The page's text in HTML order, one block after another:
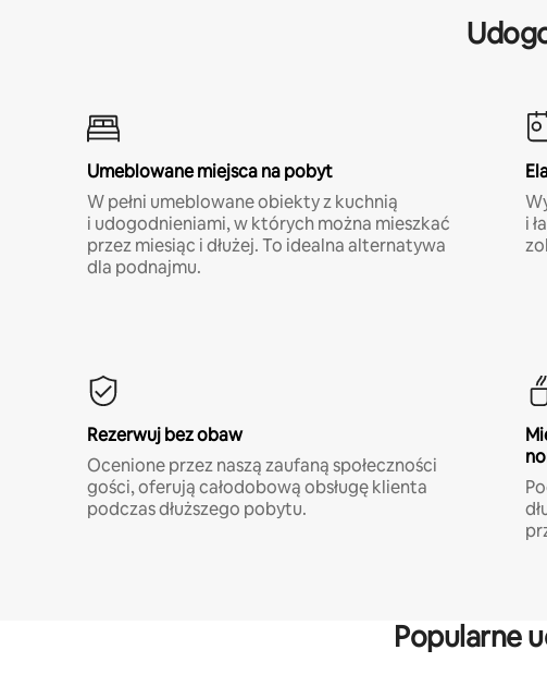
Umeblowane miejsca na pobyt
W pełni umeblowane obiekty z kuchnią
i udogodnieniami, w których można mieszkać
przez miesiąc i dłużej. To idealna alternatywa
dla podnajmu.
i
Rezerwuj bez obaw
Ocenione przez naszą zaufaną społeczności
gości, oferują całodobową obsługę klienta
podczas dłuższego pobytu.
Popularne